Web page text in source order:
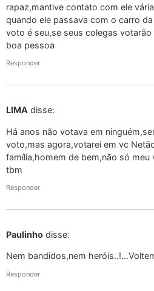
rapaz,mantive contato com ele
quando ele passava com o carro
voto é seu,se seus colegas
boa pessoa
Responder
LIMA disse:
Há anos não votava em
voto,mas agora,votarei em vc
família,homem de bem,não só
tbm
Responder
Paulinho disse:
Nem bandidos,nem
Responder